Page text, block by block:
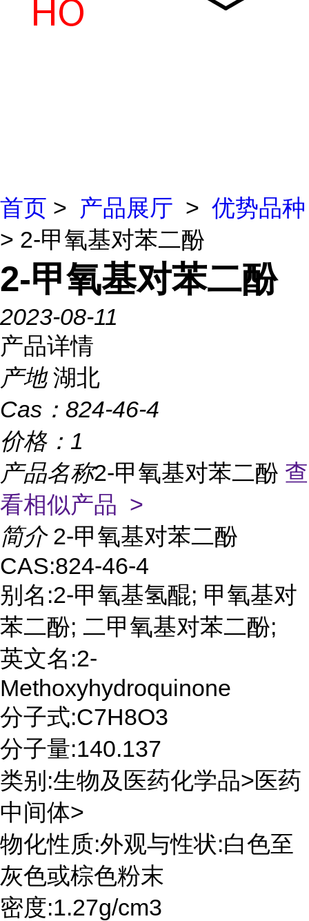
首页 > 产品展厅 > 优势品种
> 2-甲氧基对苯二酚
2-甲氧基对苯二酚
2023-08-11
产品详情
产地 湖北
Cas： 824-46-4
价格： 1
产品名称2-甲氧基对苯二酚 查
看相似产品 >
简介 2-甲氧基对苯二酚
CAS:824-46-4
别名:2-甲氧基氢醌; 甲氧基对
苯二酚; 二甲氧基对苯二酚;
英文名:2-
Methoxyhydroquinone
分子式:C7H8O3
分子量:140.137
类别:生物及医药化学品>医药
中间体>
物化性质:外观与性状:白色至
灰色或棕色粉末
密度:1.27g/cm3